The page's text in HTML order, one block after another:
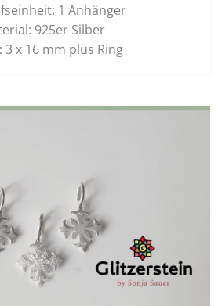
1 Anhänger
925er Silber
3 x 16 mm plus Ring